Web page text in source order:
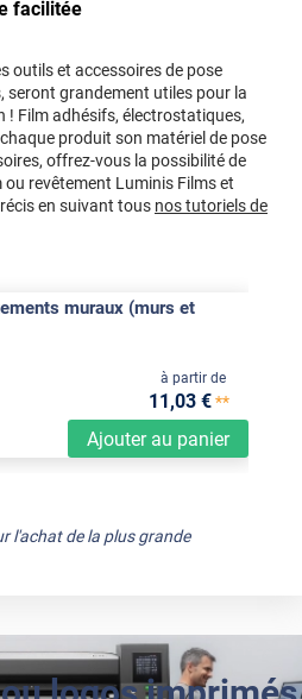
facilitée
outils et accessoires de pose
seront grandement utiles pour la
! Film adhésifs, électrostatiques,
produit son matériel de pose
offrez-vous la possibilité de
revêtement Luminis Films et
en suivant tous nos tutoriels de
muraux (murs et
Ajouter au panier
à partir de
11,03 €**
l'achat de la plus grande